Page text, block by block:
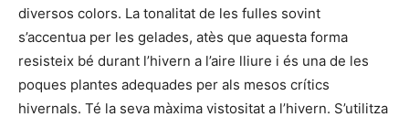
diversos colors. La tonalitat de les fulles sovint
s’accentua per les gelades, atès que aquesta forma
resisteix bé durant l’hivern a l’aire lliure i és una de les
poques plantes adequades per als mesos crítics
hivernals. Té la seva màxima vistositat a l’hivern. S’utilitza